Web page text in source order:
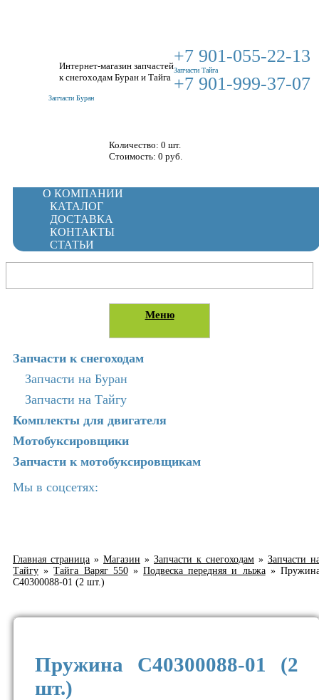
Интернет-магазин запчастей
к снегоходам Буран и Тайга
+7 901-055-22-13
Запчасти Тайга
+7 901-999-37-07
Запчасти Буран
Количество: 0 шт.
Стоимость: 0 руб.
О КОМПАНИИ
КАТАЛОГ
ДОСТАВКА
КОНТАКТЫ
СТАТЬИ
Меню
Запчасти к снегоходам
Запчасти на Буран
Запчасти на Тайгу
Комплекты для двигателя
Мотобуксировщики
Запчасти к мотобуксировщикам
Мы в соцсетях:
Главная страница » Магазин » Запчасти к снегоходам » Запчасти
Тайгу »Тайга Варяг 550»Подвеска передняя и лыжа»
C40300088-01 (2 шт.)
Пружина C40300088-01 (2
шт.)